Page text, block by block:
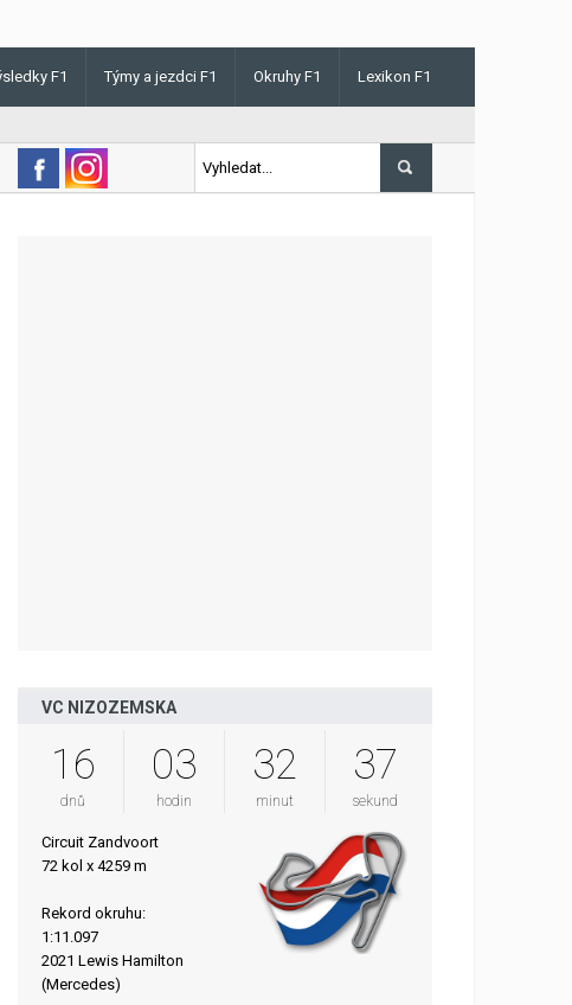
F1 Týmy a jezdci F1 Okruhy F1 Lexikon F1
Norris v Maďarsku letos poprvé vyhrál kvalifikaci
VC NIZOZEMSKA
16
dnů
03
hodin
32
minut
35
sekund
Circuit Zandvoort
72 kol x 4259 m
Rekord okruhu:
1:11.097
2021 Lewis Hamilton
(Mercedes)